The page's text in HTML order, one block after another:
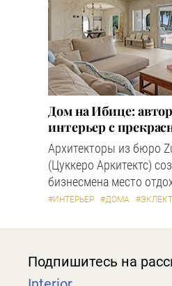
Дом на Ибице:
интерьер с
Архитекторы из бюро
(Цуккеро Аркитектс)
бизнесмена место
#ИНТЕРЬЕР #ДОМА
Подпишитесь на